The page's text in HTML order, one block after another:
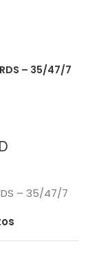
– 35/47/7
– 35/47/7